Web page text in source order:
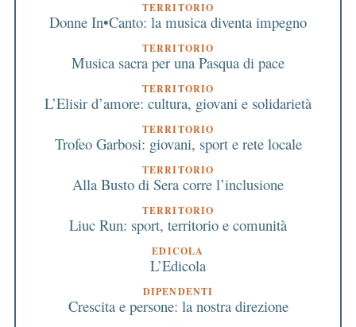
TERRITORIO
Donne In•Canto: la musica diventa impegno
TERRITORIO
Musica sacra per una Pasqua di pace
TERRITORIO
L’Elisir d’amore: cultura, giovani e solidarietà
TERRITORIO
Trofeo Garbosi: giovani, sport e rete locale
TERRITORIO
Alla Busto di Sera corre l’inclusione
TERRITORIO
Liuc Run: sport, territorio e comunità
EDICOLA
L’Edicola
DIPENDENTI
Crescita e persone: la nostra direzione